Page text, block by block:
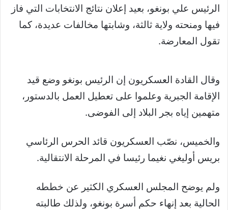
الرئيس علي بونغو، بعيد إعلان نتائج الانتخابات التي فاز
فيها ومنحته ولاية ثالثة، وشابتها مخالفات عديدة، كما
تقول المعارضة.
وقال القادة العسكريون إن الرئيس بونغو وضع قيد
الإقامة الجبرية وعلموا على تعطيل العمل بالدستور،
متهمين إياه بجر البلاد إلى الفوضى.
والخميس، نصّب العسكريون قائد الحرس الرئاسي
بريس أوليغي نغيما رئيسا في المرحلة الانتقالية.
ولم يوضح المجلس العسكري الكثير عن خططه
الحالية بعد إنهاء حكم أسرة بونغو، ولذلك طالبته